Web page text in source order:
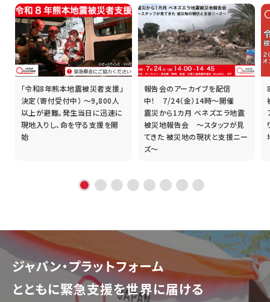
「令和8年熊本地震被災者支援」
決定（寄付受付中） ～9,800人
以上が避難。発生当日に迅速に
現地入りし、命を守る支援を開
始
報告会のアーカイブを配信
中！ 7/24（金）14時～開催
震災から1カ月 ベネズエラ地震
被災地報告会 ～スタッフが見
てきた 被災地の現状と支援ニー
ズ～
ジャパン・プラットフォーム
とともに緊急支援を世界に届ける